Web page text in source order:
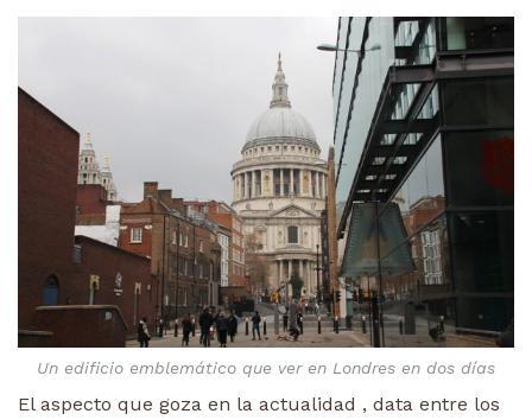
Un edificio emblemático que ver en Londres en dos días
El aspecto que goza en la actualidad , data entre los